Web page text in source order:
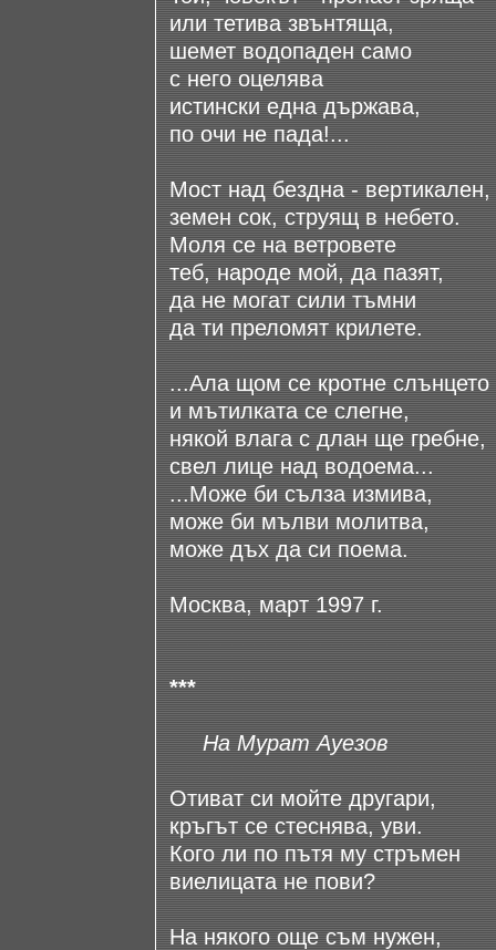
или тетива звънтяща,
шемет водопаден само
с него оцелява
истински една държава,
по очи не пада!...
Мост над бездна - вертикален,
земен сок, струящ в небето.
Моля се на ветровете
теб, народе мой, да пазят,
да не могат сили тъмни
да ти преломят крилете.
...Ала щом се кротне слънцето
и мътилката се слегне,
някой влага с длан ще гребне,
свел лице над водоема...
...Може би сълза измива,
може би мълви молитва,
може дъх да си поема.
Москва, март 1997 г.
***
На Мурат Ауезов
Отиват си мойте другари,
кръгът се стеснява, уви.
Кого ли по пътя му стръмен
виелицата не пови?
На някого още съм нужен,